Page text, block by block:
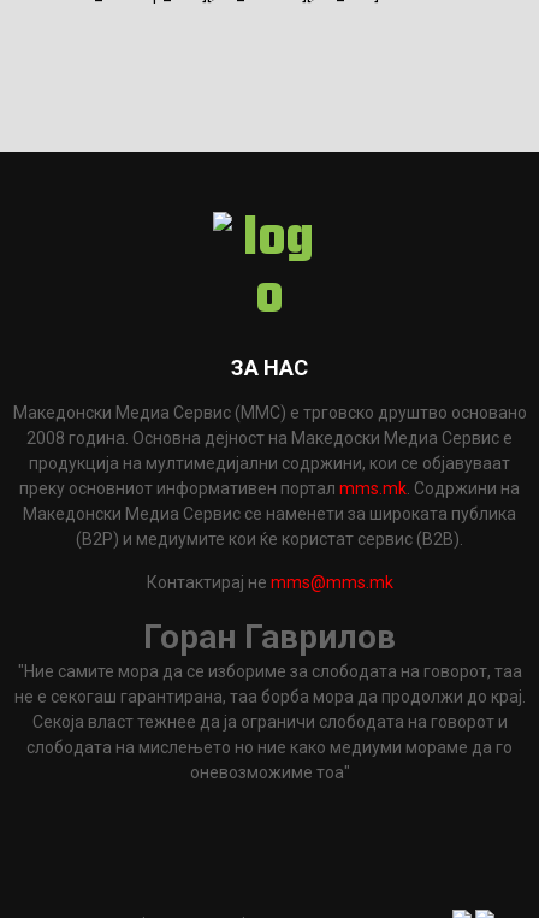
ЗА НАС
Македонски Медиа Сервис (ММС) е трговско друштво основано
2008 година. Основна дејност на Македоски Медиа Сервис е
продукција на мултимедијални содржини, кои се објавуваат
преку основниот информативен портал mms.mk . Содржини на
Македонски Медиа Сервис се наменети за широката публика
(B2P) и медиумите кои ќе користат сервис (B2B).
Контактирај не mms@mms.mk
Горан Гаврилов
"Ние самите мора да се избориме за слободата на говорот, таа
не е секогаш гарантирана, таа борба мора да продолжи до крај.
Секоја власт тежнее да ја ограничи слободата на говорот и
слободата на мислењето но ние како медиуми мораме да го
оневозможиме тоа"